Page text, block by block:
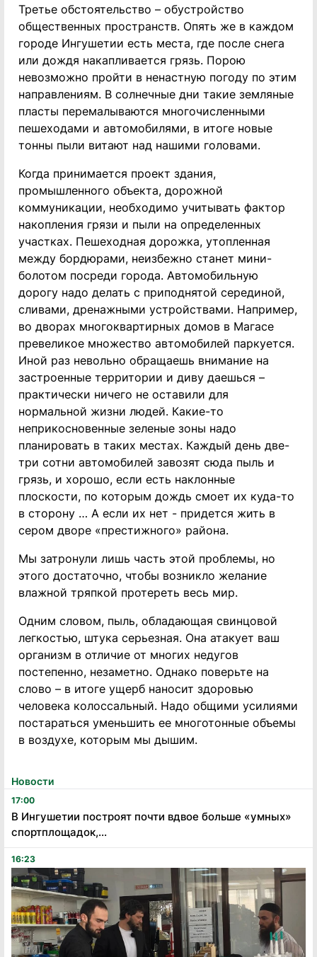
Новости
17:00
В Ингушетии построят почти вдвое больше «умных»
спортплощадок,...
16:23
Третье обстоятельство – обустройство
общественных пространств. Опять же в каждом
городе Ингушетии есть места, где после снега
или дождя накапливается грязь. Порою
невозможно пройти в ненастную погоду по этим
направлениям. В солнечные дни такие земляные
пласты перемалываются многочисленными
пешеходами и автомобилями, в итоге новые
тонны пыли витают над нашими головами.
Когда принимается проект здания,
промышленного объекта, дорожной
коммуникации, необходимо учитывать фактор
накопления грязи и пыли на определенных
участках. Пешеходная дорожка, утопленная
между бордюрами, неизбежно станет мини-
болотом посреди города. Автомобильную
дорогу надо делать с приподнятой серединой,
сливами, дренажными устройствами. Например,
во дворах многоквартирных домов в Магасе
превеликое множество автомобилей паркуется.
Иной раз невольно обращаешь внимание на
застроенные территории и диву даешься –
практически ничего не оставили для
нормальной жизни людей. Какие-то
неприкосновенные зеленые зоны надо
планировать в таких местах. Каждый день две-
три сотни автомобилей завозят сюда пыль и
грязь, и хорошо, если есть наклонные
плоскости, по которым дождь смоет их куда-то
в сторону … А если их нет - придется жить в
сером дворе «престижного» района.
Мы затронули лишь часть этой проблемы, но
этого достаточно, чтобы возникло желание
влажной тряпкой протереть весь мир.
Одним словом, пыль, обладающая свинцовой
легкостью, штука серьезная. Она атакует ваш
организм в отличие от многих недугов
постепенно, незаметно. Однако поверьте на
слово – в итоге ущерб наносит здоровью
человека колоссальный. Надо общими усилиями
постараться уменьшить ее многотонные объемы
в воздухе, которым мы дышим.